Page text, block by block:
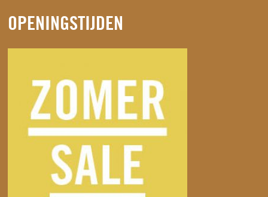
OPENINGSTIJDEN